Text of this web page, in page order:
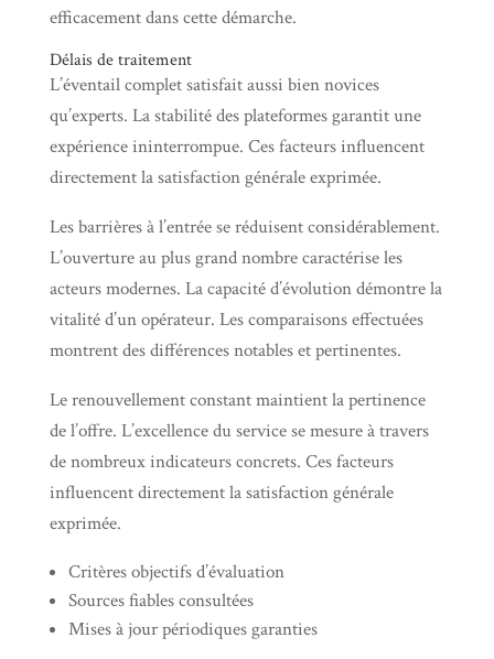
efficacement dans cette démarche.
Délais de traitement
L’éventail complet satisfait aussi bien novices
qu’experts. La stabilité des plateformes garantit une
expérience ininterrompue. Ces facteurs influencent
directement la satisfaction générale exprimée.
Les barrières à l’entrée se réduisent considérablement.
L’ouverture au plus grand nombre caractérise les
acteurs modernes. La capacité d’évolution démontre la
vitalité d’un opérateur. Les comparaisons effectuées
montrent des différences notables et pertinentes.
Le renouvellement constant maintient la pertinence
de l’offre. L’excellence du service se mesure à travers
de nombreux indicateurs concrets. Ces facteurs
influencent directement la satisfaction générale
exprimée.
Critères objectifs d’évaluation
Sources fiables consultées
Mises à jour périodiques garanties